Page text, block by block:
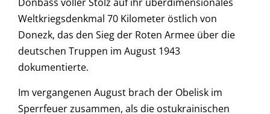
Weltkriegsdenkmal 70 Kilometer östlich von
Donezk, das den Sieg der Roten Armee über die
deutschen Truppen im August 1943
dokumentierte.
Im vergangenen August brach der Obelisk im
Sperrfeuer zusammen, als die ostukrainischen